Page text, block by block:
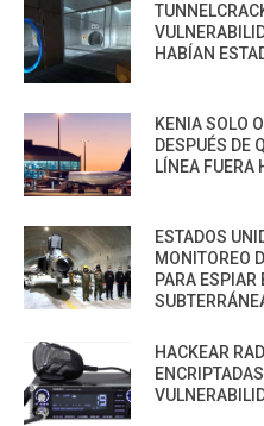
HABÍAN
KENIA SOLO
DESPUÉS DE
LÍNEA FUERA
ESTADOS
MONITOREO
PARA ESPIAR
HACKEAR